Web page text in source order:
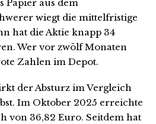
Papier aus dem
wiegt die mittelfristige
hat die Aktie knapp 34
Wer vor zwölf Monaten
Zahlen im Depot.
der Absturz im Vergleich
Im Oktober 2025 erreichte
von 36,82 Euro. Seitdem hat